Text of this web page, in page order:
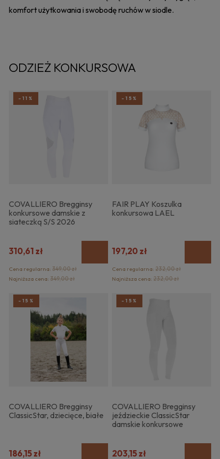
komfort użytkowania i swobodę ruchów w siodle.
ODZIEŻ KONKURSOWA
COVALLIERO Bregginsy
konkursowe damskie z
siateczką S/S 2026
310,61 zł
Cena regularna: 349,00 zł
Najniższa cena: 349,00 zł
-11%
FAIR PLAY Koszulka
konkursowa LAEL
197,20 zł
Cena regularna:232,00 zł
Najniższa cena:232,00 zł
-15%
COVALLIERO Bregginsy
ClassicStar, dziecięce, białe
186,15 zł
-15%
COVALLIERO Bregginsy
jeździeckie ClassicStar
damskie konkursowe
203,15 zł
-15%